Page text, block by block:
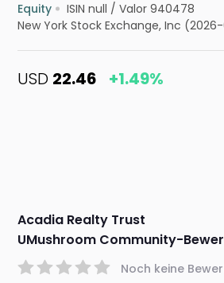
Equity ISIN null /Valor 940478
New York Stock Exchange, Inc
USD 22.46 +1.49%
Acadia Realty Trust
UMushroom Community-
Noch keine